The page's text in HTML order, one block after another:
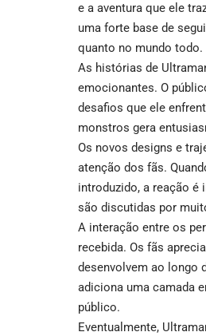
e a aventura que ele
uma forte base de
quanto no mundo todo.
As histórias de
emocionantes. O
desafios que ele
monstros gera
Os novos designs e
atenção dos fãs.
introduzido, a reação é
são discutidas por
A interação entre os
recebida. Os fãs
desenvolvem ao longo
adiciona uma camada
público.
Eventualmente,